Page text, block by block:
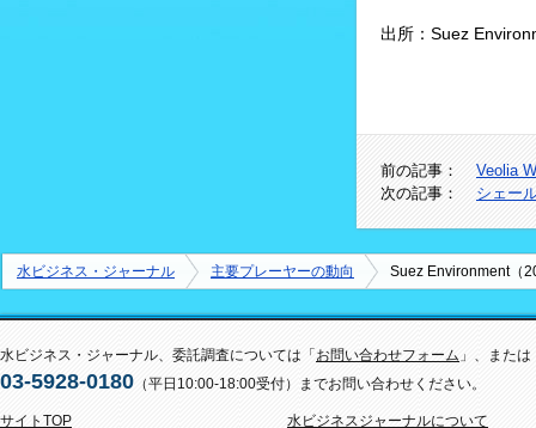
出所：Suez
前の記事：
Veolia
次の記事：
シェー
水ビジネス・ジャーナル 主要プレーヤーの動向 Suez Environment（
水ビジネス・ジャーナル、委託調査については「 お問い合わせフォーム 」、または
03-5928-0180 （平日10:00-18:00受付）までお問い合わせください。
サイトTOP 水ビジネスジャーナルについて